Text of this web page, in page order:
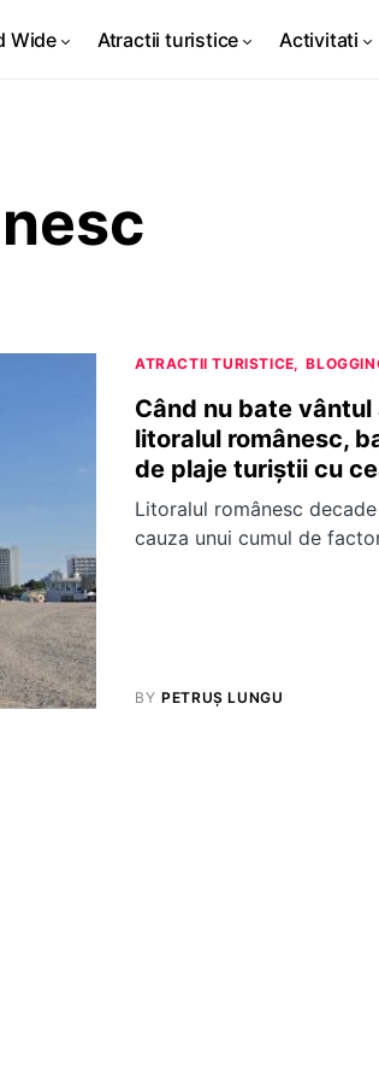
Wide Atractii turistice Activitati
ATRACTII TURISTICE
Când nu bate
litoralul românesc,
de plaje turiștii cu
Litoralul românesc
cauza unui cumul de
BY PETRUȘ LUNGU